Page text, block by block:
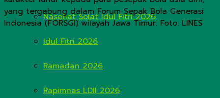
Nasehat Solat Idul Fitri 2026
Idul Fitri 2026
Ramadan 2026
Rapimnas LDII 2026